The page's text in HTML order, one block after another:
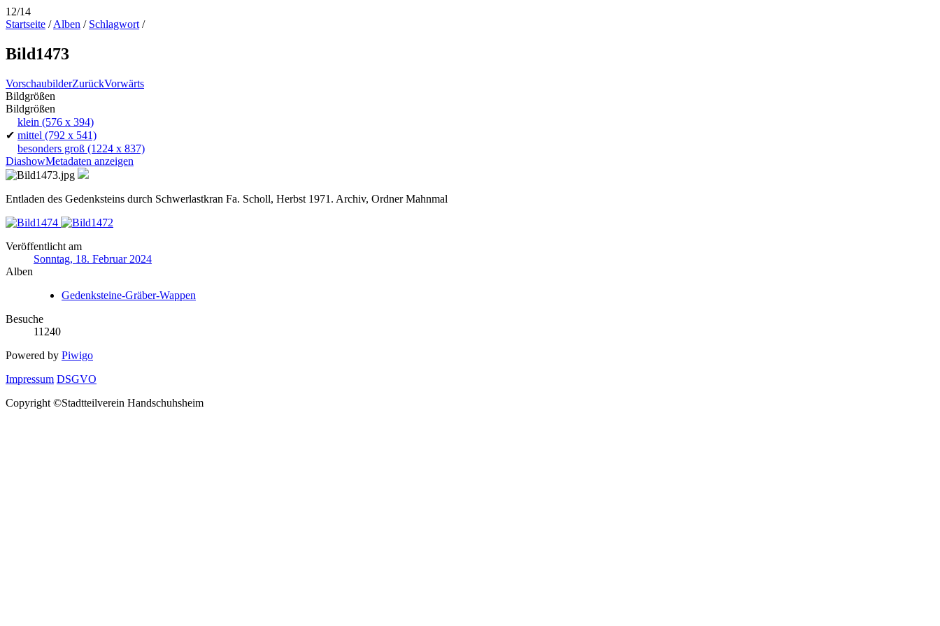
12/14
Startseite /Alben / Schlagwort /
Bild1473
VorschaubilderZurückVorwärts
Bildgrößen
Bildgrößen
klein (576 x 394)
✔ mittel (792 x 541)
besonders groß (1224 x 837)
DiashowMetadaten anzeigen
Entladen des Gedenksteins durch Schwerlastkran Fa. Scholl, Herbst 1971. Archiv, Ordner Mahnmal
Veröffentlicht am
Sonntag, 18. Februar 2024
Alben
Gedenksteine-Gräber-Wappen
Besuche
11240
Powered by Piwigo
Impressum DSGVO
Copyright ©Stadtteilverein Handschuhsheim